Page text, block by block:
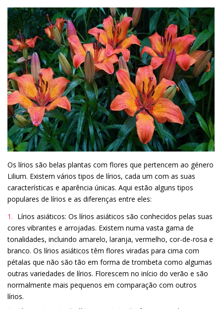
Os lírios são belas plantas com flores que pertencem ao género
Lilium. Existem vários tipos de lírios, cada um com as suas
características e aparência únicas. Aqui estão alguns tipos
populares de lírios e as diferenças entre eles:
Lírios asiáticos: Os lírios asiáticos são conhecidos pelas suas
cores vibrantes e arrojadas. Existem numa vasta gama de
tonalidades, incluindo amarelo, laranja, vermelho, cor-de-rosa e
branco. Os lírios asiáticos têm flores viradas para cima com
pétalas que não são tão em forma de trombeta como algumas
outras variedades de lírios. Florescem no início do verão e são
normalmente mais pequenos em comparação com outros
lírios.